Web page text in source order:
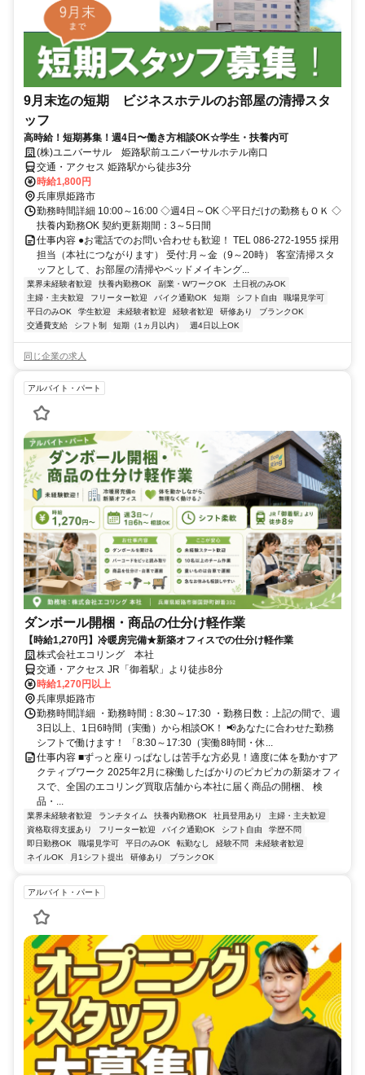
9月末迄の短期 ビジネスホテルのお部屋の清掃スタ
ッフ
高時給！短期募集！週4日〜働き方相談OK☆学生・扶養内可
(株)ユニバーサル 姫路駅前ユニバーサルホテル南口
交通・アクセス 姫路駅から徒歩3分
時給1,800円
兵庫県姫路市
勤務時間詳細 10:00～16:00 ◇週4日～OK ◇平日だけの勤務もＯＫ ◇
扶養内勤務OK 契約更新期間：3～5日間
仕事内容 ●お電話でのお問い合わせも歓迎！ TEL 086-272-1955 採用
担当（本社につながります） 受付:月～金（9～20時） 客室清掃スタ
ッフとして、お部屋の清掃やベッドメイキング...
業界未経験者歓迎 扶養内勤務OK 副業・WワークOK
土日祝のみOK
主婦・主夫歓迎
フリーター歓迎 バイク通勤OK 短期 シフト自由
職場見学可
平日のみOK
学生歓迎 未経験者歓迎 経験者歓迎 研修あり
ブランクOK
交通費支給
シフト制 短期（1ヵ月以内） 週4日以上OK
同じ企業の求人
アルバイト・パート
ダンボール開梱・商品の仕分け軽作業
【時給1,270円】冷暖房完備★新築オフィスでの仕分け軽作業
株式会社エコリング 本社
交通・アクセス JR「御着駅」より徒歩8分
時給1,270円以上
兵庫県姫路市
勤務時間詳細 ・勤務時間：8:30～17:30 ・勤務日数：上記の間で、週
3日以上、1日6時間（実働）から相談OK！ 📢あなたに合わせた勤務
シフトで働けます！ 「8:30～17:30（実働8時間・休...
仕事内容 ■ずっと座りっぱなしは苦手な方必見！適度に体を動かすア
クティブワーク 2025年2月に稼働したばかりのピカピカの新築オフィ
スで、全国のエコリング買取店舗から本社に届く商品の開梱、 検
品・...
業界未経験者歓迎 ランチタイム 扶養内勤務OK 社員登用あり
主婦・主夫歓迎
資格取得支援あり
フリーター歓迎 バイク通勤OK シフト自由
学歴不問
即日勤務OK
職場見学可 平日のみOK 転勤なし 経験不問
未経験者歓迎
ネイルOK
月1シフト提出 研修あり ブランクOK
アルバイト・パート